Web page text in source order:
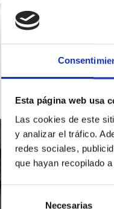
Esta página web usa
Las cookies de este
y analizar el tráfico.
redes sociales,
que hayan recopilado
Selección
Necesarias